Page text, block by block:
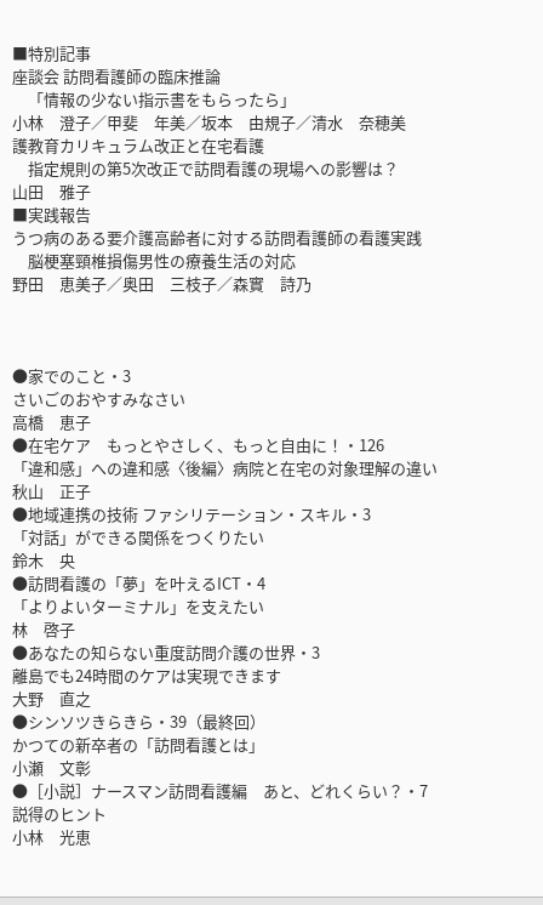
■特別記事
座談会 訪問看護師の臨床推論
「情報の少ない指示書をもらったら」
小林 澄子／甲斐 年美／坂本 由規子／清水 奈穂美
護教育カリキュラム改正と在宅看護
指定規則の第5次改正で訪問看護の現場への影響は？
山田 雅子
■実践報告
うつ病のある要介護高齢者に対する訪問看護師の看護実践
脳梗塞頸椎損傷男性の療養生活の対応
野田 恵美子／奥田 三枝子／森實 詩乃
●家でのこと・3
さいごのおやすみなさい
高橋 恵子
●在宅ケア もっとやさしく、もっと自由に！・126
「違和感」への違和感〈後編〉病院と在宅の対象理解の違い
秋山 正子
●地域連携の技術 ファシリテーション・スキル・3
「対話」ができる関係をつくりたい
鈴木 央
●訪問看護の「夢」を叶えるICT・4
「よりよいターミナル」を支えたい
林 啓子
●あなたの知らない重度訪問介護の世界・3
離島でも24時間のケアは実現できます
大野 直之
●シンソツきらきら・39（最終回）
かつての新卒者の「訪問看護とは」
小瀬 文彰
●［小説］ナースマン訪問看護編 あと、どれくらい？・7
説得のヒント
小林 光恵